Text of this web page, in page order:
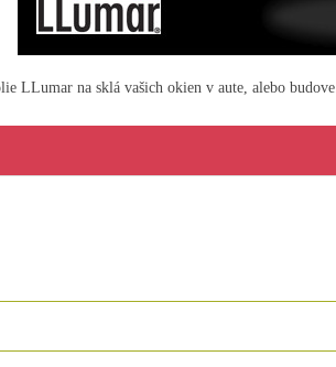
LLumar na sklá vašich okien v aute, alebo budove.